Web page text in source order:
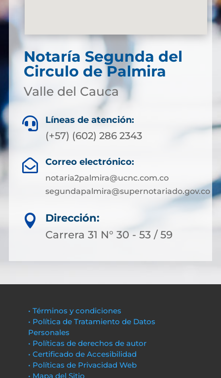
Notaría Segunda del
Circulo de Palmira
Valle del Cauca
 Líneas de atención:
(+57) (602) 286 2343
 Correo electrónico:
notaria2palmira@ucnc.com.co
segundapalmira@supernotariado.gov.co

Dirección:
Carrera 31 N° 30 - 53 / 59
• Términos y condiciones
• Política de Tratamiento de Datos
Personales
• Políticas de derechos de autor
• Certificado de Accesibilidad
• Políticas de Privacidad Web
• Mapa del Sitio